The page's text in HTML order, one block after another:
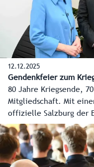
12.12.2025
Gendenkfeier zum
80 Jahre Kriegsende,
Mitgliedschaft. Mit
offizielle Salzburg der
Meilensteine der
der Blick in die